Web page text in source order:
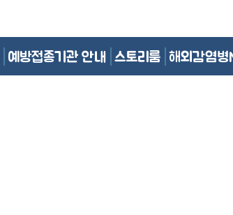
예방접종기관 안내 스토리룸 해외감염